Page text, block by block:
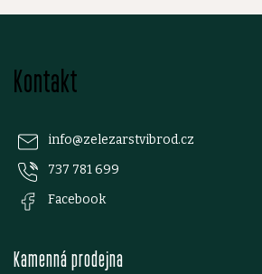
Kontakt
info@zelezarstvibrod.cz
737 781 699
Facebook
Kamenná prodejna